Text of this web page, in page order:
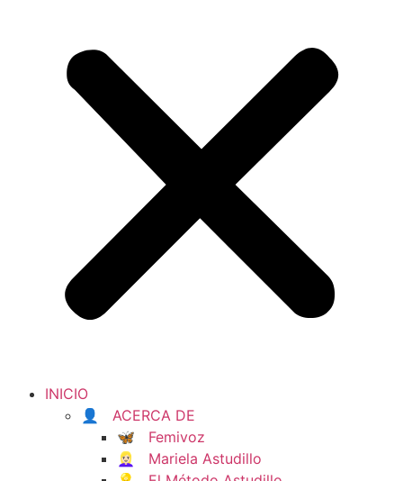
INICIO
👤 ACERCA DE
🦋 Femivoz
👱🏻‍♀️ Mariela Astudillo